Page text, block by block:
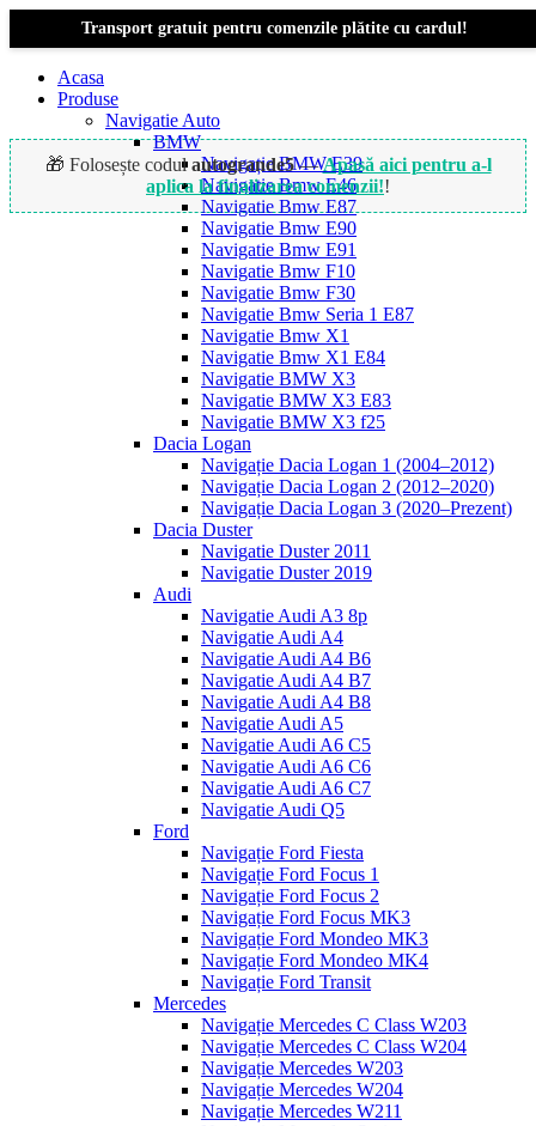
Transport gratuit pentru comenzile plătite cu cardul!
Acasa
Produse
Navigatie Auto
BMW
Navigație BMW E39
Navigatie Bmw E46
Navigatie Bmw E87
Navigatie Bmw E90
Navigatie Bmw E91
Navigatie Bmw F10
Navigatie Bmw F30
Navigatie Bmw Seria 1 E87
Navigatie Bmw X1
Navigatie Bmw X1 E84
Navigatie BMW X3
Navigatie BMW X3 E83
Navigatie BMW X3 f25
Dacia Logan
Navigație Dacia Logan 1 (2004–2012)
Navigație Dacia Logan 2 (2012–2020)
Navigație Dacia Logan 3 (2020–Prezent)
Dacia Duster
Navigatie Duster 2011
Navigatie Duster 2019
Audi
Navigatie Audi A3 8p
Navigatie Audi A4
Navigatie Audi A4 B6
Navigatie Audi A4 B7
Navigatie Audi A4 B8
Navigatie Audi A5
Navigatie Audi A6 C5
Navigatie Audi A6 C6
Navigatie Audi A6 C7
Navigatie Audi Q5
Ford
Navigație Ford Fiesta
Navigație Ford Focus 1
Navigație Ford Focus 2
Navigație Ford Focus MK3
Navigație Ford Mondeo MK3
Navigație Ford Mondeo MK4
Navigație Ford Transit
Mercedes
Navigație Mercedes C Class W203
Navigație Mercedes C Class W204
Navigație Mercedes W203
Navigație Mercedes W204
Navigație Mercedes W211
🎁 Folosește codulautogrande5—Apasă aici pentru a-l
aplica la finalizarea comenzii!!